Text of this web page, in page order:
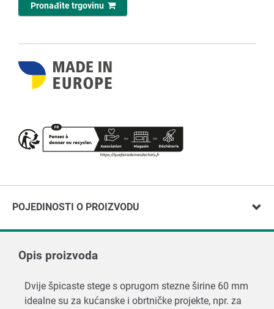
Pronađite trgovinu
POJEDINOSTI O PROIZVODU
Opis proizvoda
Dvije špicaste stege s oprugom stezne širine 60 mm
idealne su za kućanske i obrtničke projekte, npr. za